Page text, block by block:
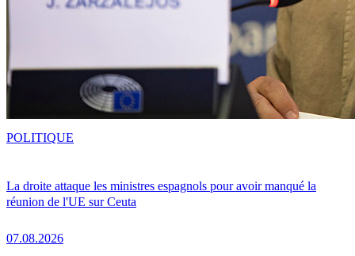
La droite attaque les ministres espagnols pour avoir manqué la
réunion de l'UE sur Ceuta
07.08.2026
POLITIQUE